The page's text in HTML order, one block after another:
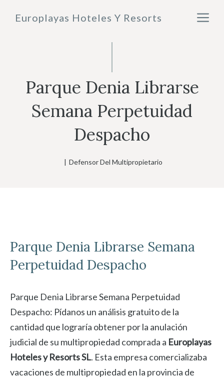
Europlayas Hoteles Y Resorts
Parque Denia Librarse
Semana Perpetuidad
Despacho
| Defensor Del Multipropietario
Parque Denia Librarse Semana
Perpetuidad Despacho
Parque Denia Librarse Semana Perpetuidad
Despacho: Pídanos un análisis gratuito de la
cantidad que lograría obtener por la anulación
judicial de su multipropiedad comprada a Europlayas
Hoteles y Resorts SL. Esta empresa comercializaba
vacaciones de multipropiedad en la provincia de